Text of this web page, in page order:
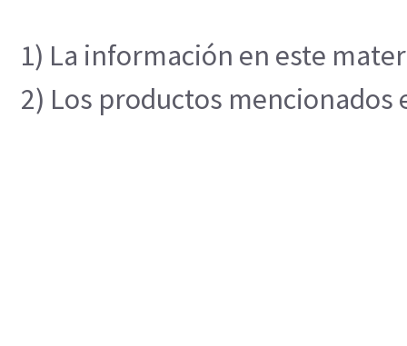
1) La información en este
2) Los productos